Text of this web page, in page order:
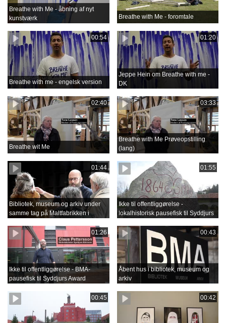
Breathe with Me - åbning af nyt
kunstværk
Breathe with Me - foromtale
00:54
Breathe with me - engelsk version
01:20
Jeppe Hein om Breathe with me -
DK
02:40
Breathe wit Me
03:33
Breathe with Me Prøveopstilling
(lang)
01:44
Bibliotek, museum og arkiv under
samme tag på Maltfabrikken i
01:55
Ikke til offentliggørelse -
lokalhistorisk pausefisk til Syddjurs
01:26
Ikke til offentliggørelse - BMA-
pausefisk til Syddjurs Award
00:43
Åbent hus i bibliotek, museum og
arkiv
00:45 00:42